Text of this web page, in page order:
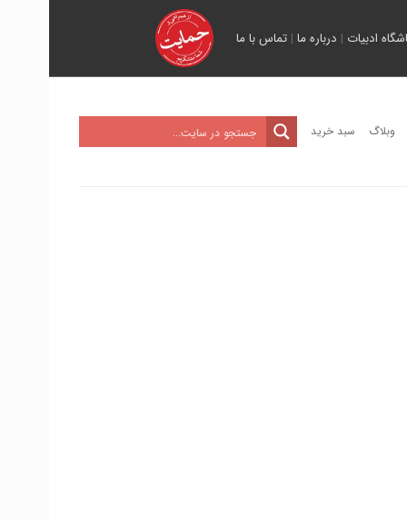
ادبیات | درباره ما |تماس با ما
وبلاگ سبد خرید